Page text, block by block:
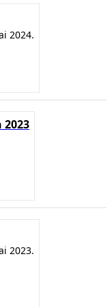
2024.
2023.